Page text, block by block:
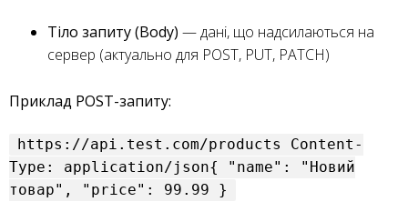
Тіло запиту (Body) — дані, що надсилаються на
сервер (актуально для POST, PUT, PATCH)
Приклад POST-запиту:
https://api.test.com/products Content-
Type: application/json{
"name" :
"Новий
товар" , "price" : 99.99 }